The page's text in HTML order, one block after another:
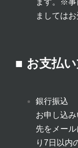
ます。
※事
ましては
■ お支払
銀行振込
お申し込
先をメー
り7日以内